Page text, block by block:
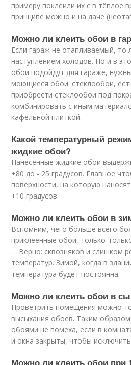
примеру поклеили их с в тёплое
принципе можно и на даче
Можно ли клеить обои в
Если гараж не отапливаемый,
наступлением холодов. Но и в
обои подойдут для гараже,
моющиеся обои. стеклообои,
приобрести стеклообои под
комбинировать с иным
кафельной плиткой.
Какой температурный
жидкие обои?
Нанесенные жидкие обои
+80 до - 25 градусов. Главное
поверхности, на которую
+10 градусов.
Можно ли клеить обои в
Вспомним, чего больше всего
приклеенные обои, только-
… Верно: сквозняков и слишком
температур. Зимой, когда в
температура будет постоянна.
Можно ли клеить обои в
Проветрить помещения можно
высыхания обоев. Таким
обоями не помеха, если в
и окна закрыты, чтобы исключить
Можно ли клеить обои при